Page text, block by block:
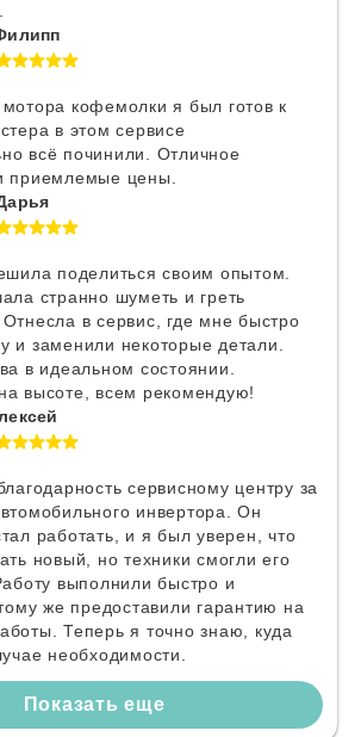
кофемолки я был готов к
в этом сервисе
всё починили. Отличное
приемлемые цены.
поделиться своим опытом.
странно шуметь и греть
в сервис, где мне быстро
и заменили некоторые детали.
в идеальном состоянии.
высоте, всем рекомендую!
сервисному центру за
инвертора. Он
работать, и я был уверен, что
новый, но техники смогли его
выполнили быстро и
же предоставили гарантию на
Теперь я точно знаю, куда
необходимости.
Показать еще